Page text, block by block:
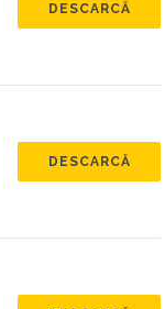
DESCARCĂ
DESCARCĂ